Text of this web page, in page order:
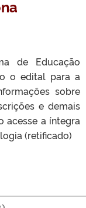
de Educação
o edital para a
sobre
e demais
acesse a íntegra
(retificado)